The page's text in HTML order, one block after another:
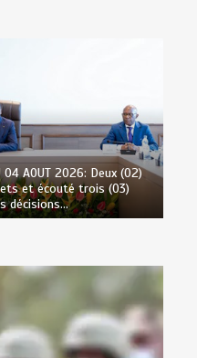
04 AOUT 2026: Deux (02)
et écouté trois (03)
décisions…